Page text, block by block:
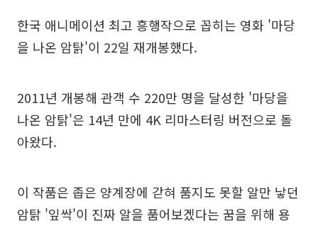
한국 애니메이션 최고 흥행작으로 꼽히는 영화 '마당
을 나온 암탉'이 22일 재개봉했다.
2011년 개봉해 관객 수 220만 명을 달성한 '마당을
나온 암탉'은 14년 만에 4K 리마스터링 버전으로 돌
아왔다.
이 작품은 좁은 양계장에 갇혀 품지도 못할 알만 낳던
암탉 '잎싹'이 진짜 알을 품어보겠다는 꿈을 위해 용